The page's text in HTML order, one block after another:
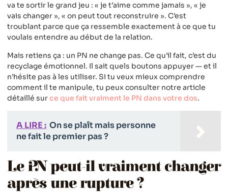
va te sortir le grand jeu : « je t’aime comme jamais », « je
vais changer », « on peut tout reconstruire ». C’est
troublant parce que ça ressemble exactement à ce que tu
voulais entendre au début de la relation.
Mais retiens ça : un PN ne change pas. Ce qu’il fait, c’est du
recyclage émotionnel. Il sait quels boutons appuyer — et il
n’hésite pas à les utiliser. Si tu veux mieux comprendre
comment il te manipule, tu peux consulter notre article
détaillé surce que fait vraiment le PN dans votre dos.
A LIRE : On se plaît mais personne
ne fait le premier pas ?
Le PN peut-il vraiment changer
après une rupture ?